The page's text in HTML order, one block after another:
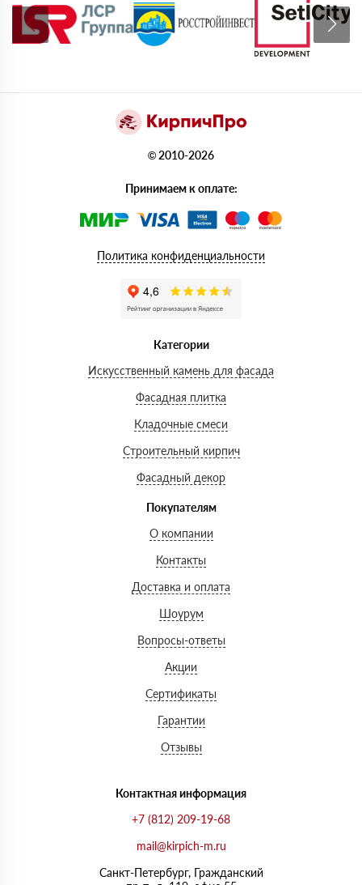
© 2010-2026
Принимаем к оплате:
Политика конфиденциальности
Категории
Искусственный камень для фасада
Фасадная плитка
Кладочные смеси
Строительный кирпич
Фасадный декор
Покупателям
О компании
Контакты
Доставка и оплата
Шоурум
Вопросы-ответы
Акции
Сертификаты
Гарантии
Отзывы
Контактная информация
+7 (812) 209-19-68
mail@kirpich-m.ru
Санкт-Петербург, Граждaнский